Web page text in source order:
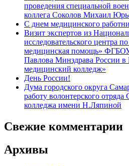
проведения специальной
коллега Соколов Михаил
С днем медицинского
Визит экспертов из
исследовательского центра
медицинская помощь»
Павлова Минздрава России
медицинский колледж»
День России!
Дума городского округа
работу волонтерского
колледжа имени Н.Ляпиной
Свежие комментарии
Архивы